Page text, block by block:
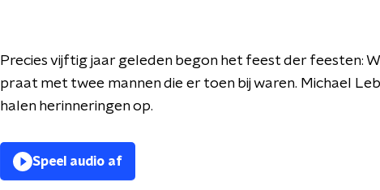
Precies vijftig jaar geleden begon het feest der feesten:
praat met twee mannen die er toen bij waren. Michael
halen herinneringen op.
Speel audio af